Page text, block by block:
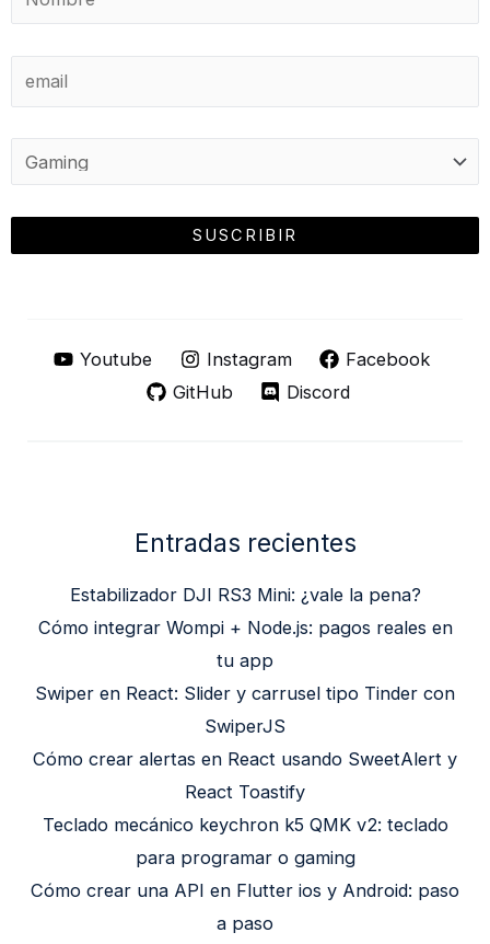
Youtube Instagram
Facebook
GitHub
Discord
Entradas recientes
Estabilizador DJI RS3 Mini: ¿vale la pena?
Cómo integrar Wompi + Node.js: pagos reales en
tu app
Swiper en React: Slider y carrusel tipo Tinder con
SwiperJS
Cómo crear alertas en React usando SweetAlert y
React Toastify
Teclado mecánico keychron k5 QMK v2: teclado
para programar o gaming
Cómo crear una API en Flutter ios y Android: paso
a paso